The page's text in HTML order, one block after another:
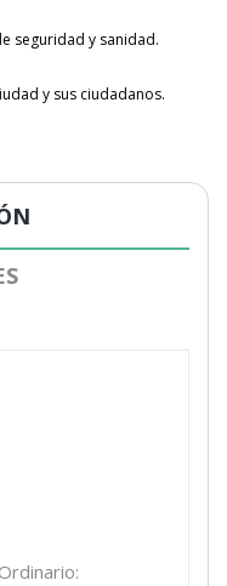
seguridad y sanidad.
y sus ciudadanos.